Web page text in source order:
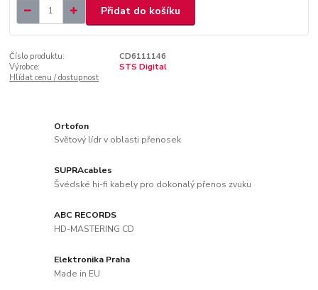
Přidat do košíku
Číslo produktu:
CD6111146
Výrobce:
STS Digital
Hlídat cenu / dostupnost
Ortofon
Světový lídr v oblasti přenosek
SUPRAcables
Švédské hi-fi kabely pro dokonalý přenos zvuku
ABC RECORDS
HD-MASTERING CD
Elektronika Praha
Made in EU